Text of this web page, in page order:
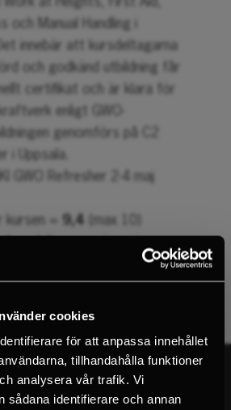
cookies
för att anpassa innehållet
tillhandahålla funktioner
analysera vår trafik. Vi
sådana identifierare och annan
och Manual Handling i
innebär att kursdeltagarna
och godkänd utbildning får
certifikat och är klara för
enligt GWO-
genomförs på C2
i Uppsala.
GWO Refresher 2-4 maj
kursen =
9,4
(max 10)
av kund är du? ×